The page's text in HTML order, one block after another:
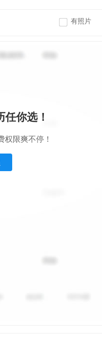
有照片
你选！
限爽不停！